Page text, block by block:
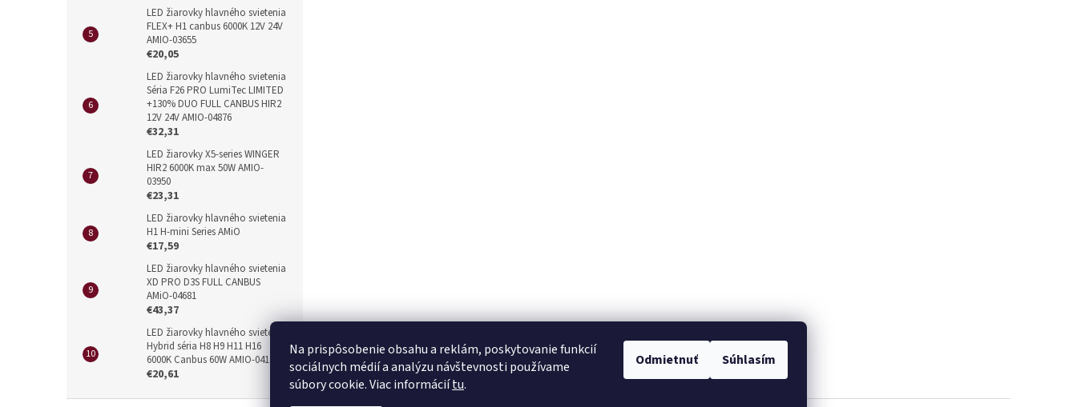
Na prispôsobenie obsahu a reklám, poskytovanie funkcií
sociálnych médií a analýzu návštevnosti používame
súbory cookie. Viac informáciítu.
Odmietnuť Súhlasím
LED žiarovky hlavného svietenia
FLEX+ H1 canbus 6000K 12V 24V
AMIO-03655
€20,05
LED žiarovky hlavného svietenia
Séria F26 PRO LumiTec LIMITED
+130% DUO FULL CANBUS HIR2
12V 24V AMIO-04876
€32,31
LED žiarovky X5-series WINGER
HIR2 6000K max 50W AMIO-
03950
€23,31
LED žiarovky hlavného svietenia
H1 H-mini Series AMiO
€17,59
LED žiarovky hlavného svietenia
XD PRO D3S FULL CANBUS
AMiO-04681
€43,37
LED žiarovky hlavného svietenia
Hybrid séria H8 H9 H11 H16
6000K Canbus 60W AMIO-04116
€20,61